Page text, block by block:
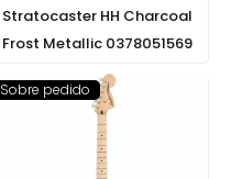
Stratocaster HH Charcoal
Frost Metallic 0378051569
Sobre pedido